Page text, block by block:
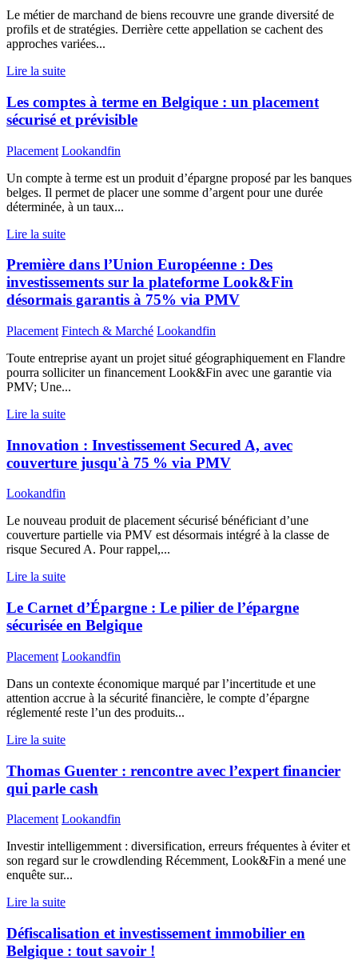
Le métier de marchand de biens recouvre une grande diversité de
profils et de stratégies. Derrière cette appellation se cachent des
approches variées...
Lire la suite
Les comptes à terme en Belgique : un placement
sécurisé et prévisible
Placement Lookandfin
Un compte à terme est un produit d’épargne proposé par les banques
belges. Il permet de placer une somme d’argent pour une durée
déterminée, à un taux...
Lire la suite
Première dans l’Union Européenne : Des
investissements sur la plateforme Look&Fin
désormais garantis à 75% via PMV
Placement Fintech & Marché Lookandfin
Toute entreprise ayant un projet situé géographiquement en Flandre
pourra solliciter un financement Look&Fin avec une garantie via
PMV; Une...
Lire la suite
Innovation : Investissement Secured A, avec
couverture jusqu'à 75 % via PMV
Lookandfin
Le nouveau produit de placement sécurisé bénéficiant d’une
couverture partielle via PMV est désormais intégré à la classe de
risque Secured A. Pour rappel,...
Lire la suite
Le Carnet d’Épargne : Le pilier de l’épargne
sécurisée en Belgique
Placement Lookandfin
Dans un contexte économique marqué par l’incertitude et une
attention accrue à la sécurité financière, le compte d’épargne
réglementé reste l’un des produits...
Lire la suite
Thomas Guenter : rencontre avec l’expert financier
qui parle cash
Placement Lookandfin
Investir intelligemment : diversification, erreurs fréquentes à éviter et
son regard sur le crowdlending Récemment, Look&Fin a mené une
enquête sur...
Lire la suite
Défiscalisation et investissement immobilier en
Belgique : tout savoir !